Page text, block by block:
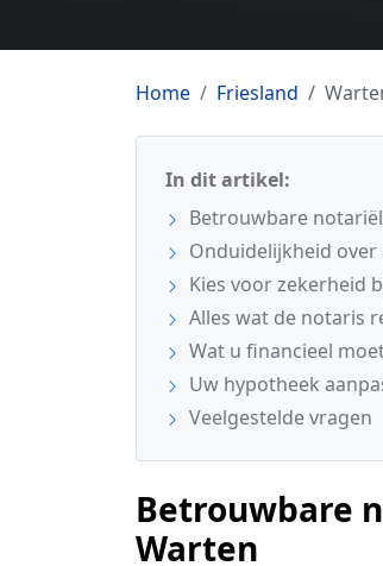
Home Friesland
In dit artikel:
Betrouwbare
Onduidelijkheid
Kies voor zekerheid
Alles wat de notaris
Wat u financieel
Uw hypotheek
Veelgestelde vragen
Betrouwbare
Warten